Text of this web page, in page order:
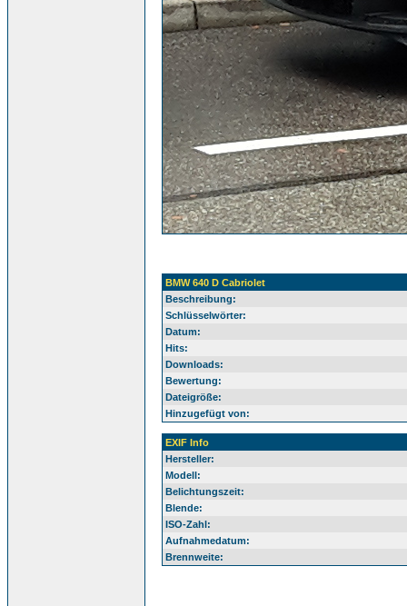
BMW 640 D Cabriolet
Beschreibung:
Schlüsselwörter:
Datum:
Hits:
Downloads:
Bewertung:
Dateigröße:
Hinzugefügt von:
EXIF Info
Hersteller:
Modell:
Belichtungszeit:
Blende:
ISO-Zahl:
Aufnahmedatum:
Brennweite: